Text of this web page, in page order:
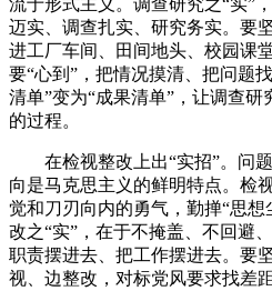
流于形式主义。调查研究之“实”
迈实、调查扎实、研究务实。要
进工厂车间、田间地头、校园课
要“心到”，把情况摸清、把问题
清单”变为“成果清单”，让调查
的过程。
在检视整改上出“实招”。问
向是马克思主义的鲜明特点。检
觉和刀刃向内的勇气，勤掸“思想
改之“实”，在于不掩盖、不回避
职责摆进去、把工作摆进去。要
视、边整改，对标党风要求找差